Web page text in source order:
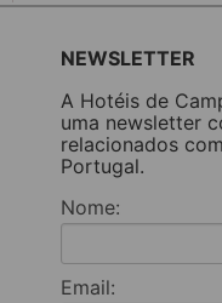
NEWSLETTER
A Hotéis de
uma newsletter
relacionados
Portugal.
Nome:
Email: